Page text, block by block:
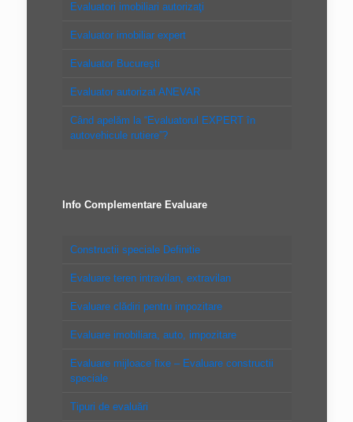
Evaluatori imobiliari autorizaţi
Evaluator imobiliar expert
Evaluator Bucureşti
Evaluator autorizat ANEVAR
Când apelăm la “Evaluatorul EXPERT în
autovehicule rutiere”?
Info Complementare Evaluare
Constructii speciale Definitie
Evaluare teren intravilan, extravilan
Evaluare clădiri pentru impozitare
Evaluare imobiliara, auto, impozitare
Evaluare mijloace fixe – Evaluare constructii
speciale
Tipuri de evaluări